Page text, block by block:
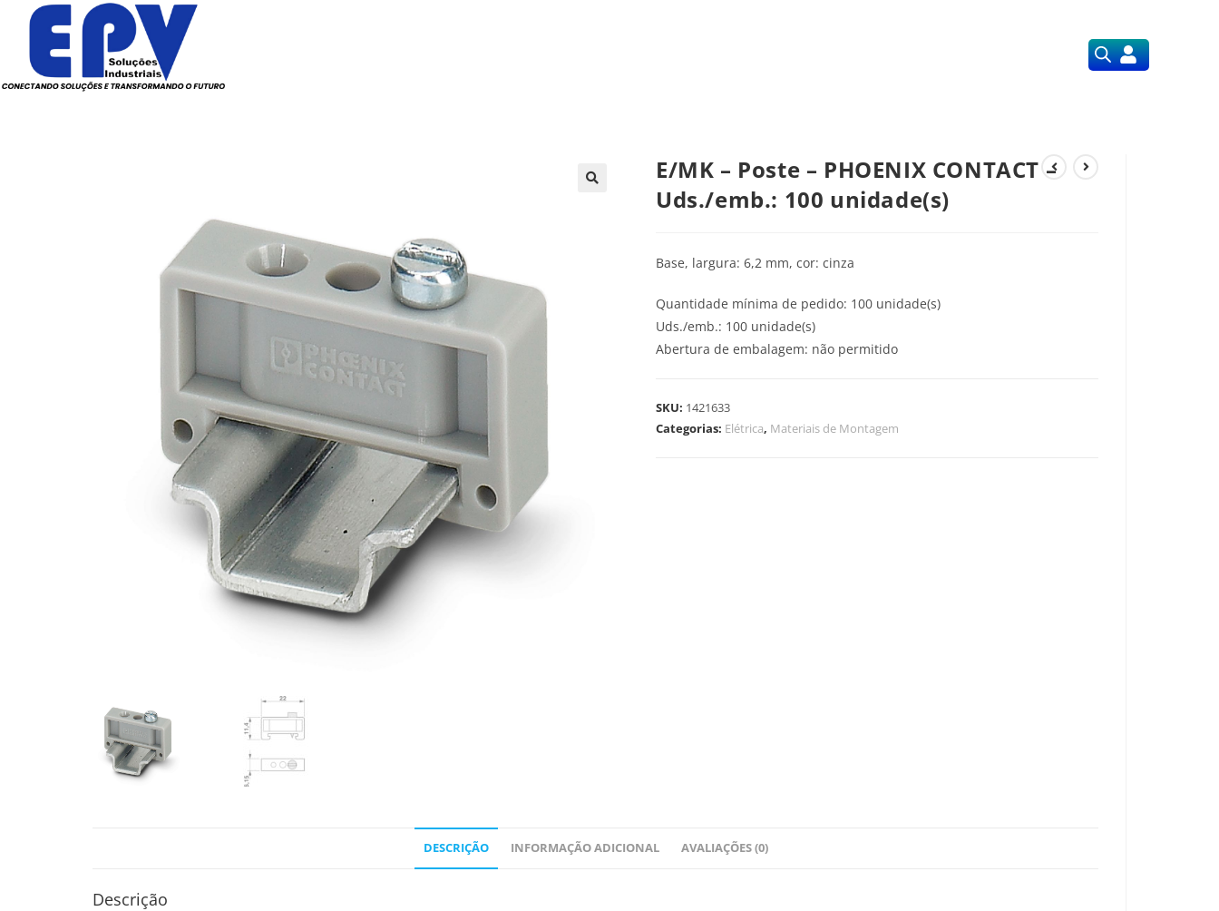
E/MK – Poste – PHOENIX CONTACT –
Uds./emb.: 100 unidade(s)
Base, largura: 6,2 mm, cor: cinza
Quantidade mínima de pedido: 100 unidade(s)
Uds./emb.: 100 unidade(s)
Abertura de embalagem: não permitido
SKU: 1421633
Categorias: Elétrica, Materiais de Montagem
DESCRIÇÃO INFORMAÇÃO ADICIONAL AVALIAÇÕES (0)
Descrição